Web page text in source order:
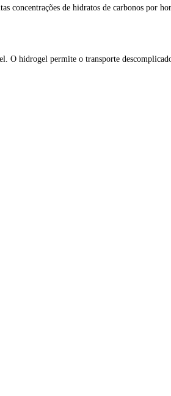
concentrações de hidratos de carbonos por
O hidrogel permite o transporte